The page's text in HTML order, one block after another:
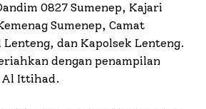
0827 Sumenep, Kajari
Sumenep, Camat
dan Kapolsek Lenteng.
dengan penampilan
Ittihad.